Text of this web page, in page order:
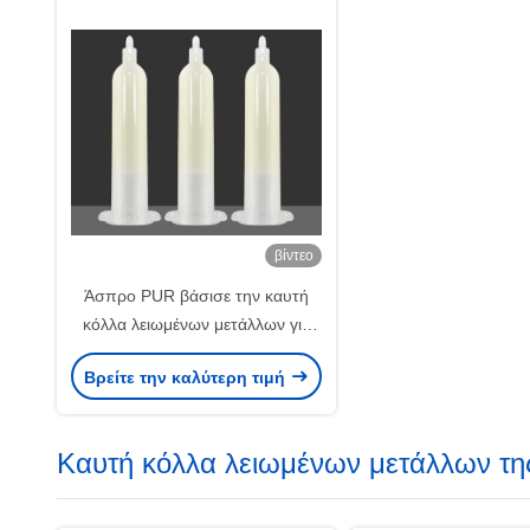
βίντεο
Άσπρο PUR βάσισε την καυτή
κόλλα λειωμένων μετάλλων για
τον ηλεκτρονικό πίνακα
Smartphone υποστρωμάτων
Βρείτε την καλύτερη τιμή
Καυτή κόλλα λειωμένων μετάλλων